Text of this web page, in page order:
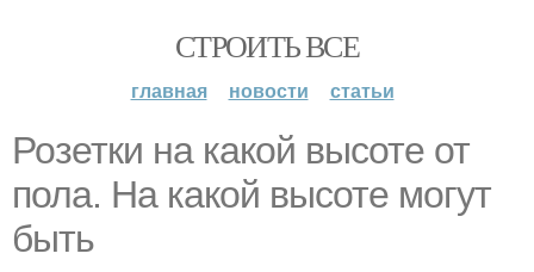
СТРОИТЬ ВСЕ
главная новости статьи
Розетки на какой высоте от
пола. На какой высоте могут
быть